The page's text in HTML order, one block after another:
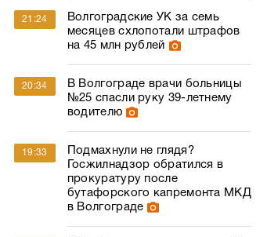
21:24
Волгоградские УК за семь
месяцев схлопотали штрафов
на 45 млн рублей
20:34
В Волгограде врачи больницы
№25 спасли руку 39-летнему
водителю
19:33
Подмахнули не глядя?
Госжилнадзор обратился в
прокуратуру после
бутафорского капремонта МКД
в Волгограде